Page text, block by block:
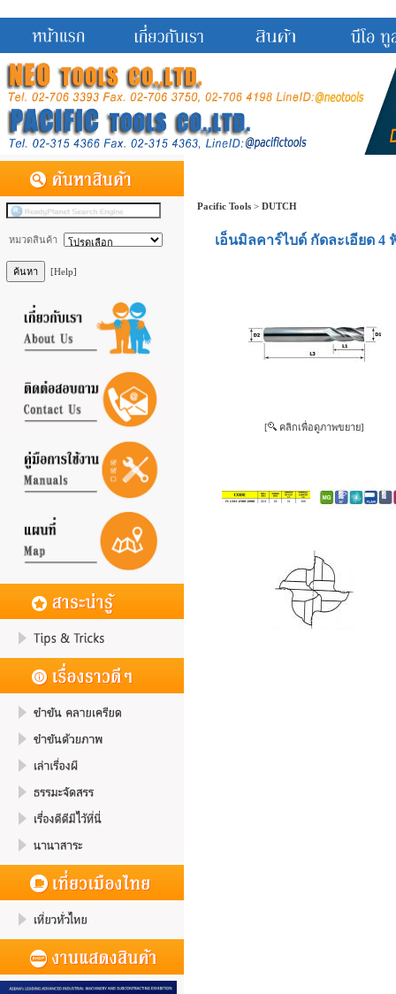
หมวดสินค้า
[Help]
Pacific Tools > DUTCH
เอ็นมิลคาร์ไบด์ กัดละเอียด
[ คลิกเพื่อดูภาพขยาย]